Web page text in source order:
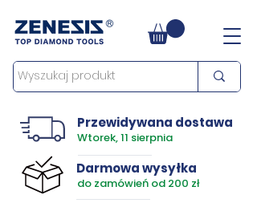
Przewidywana dostawa
Wtorek, 11 sierpnia
Darmowa wysyłka
do zamówień od 200 zł